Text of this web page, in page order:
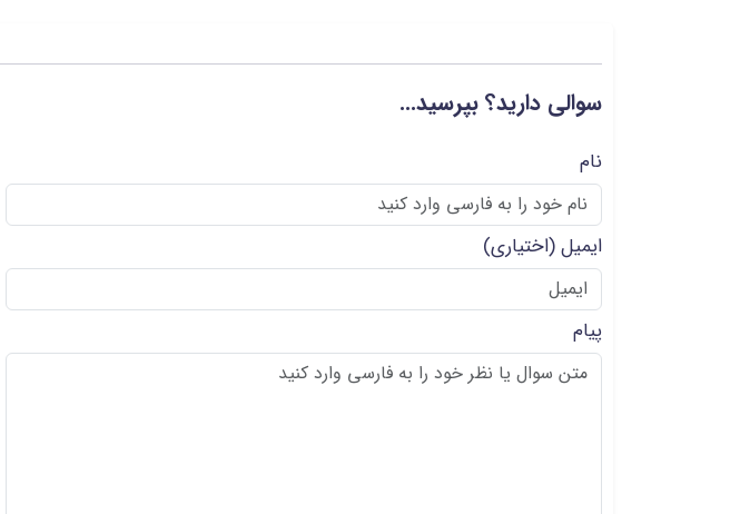
سوالی دارید؟ بپرسید...
نام
ایمیل(اختیاری)
پیام